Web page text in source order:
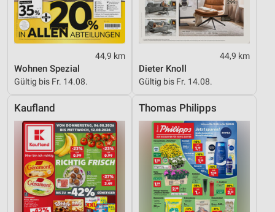
44,9 km
Wohnen Spezial
Gültig bis Fr. 14.08.
44,9 km
Dieter Knoll
Gültig bis Fr. 14.08.
Kaufland Thomas Philipps